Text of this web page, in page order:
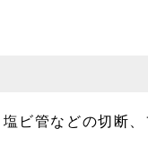
ビ管などの切断、